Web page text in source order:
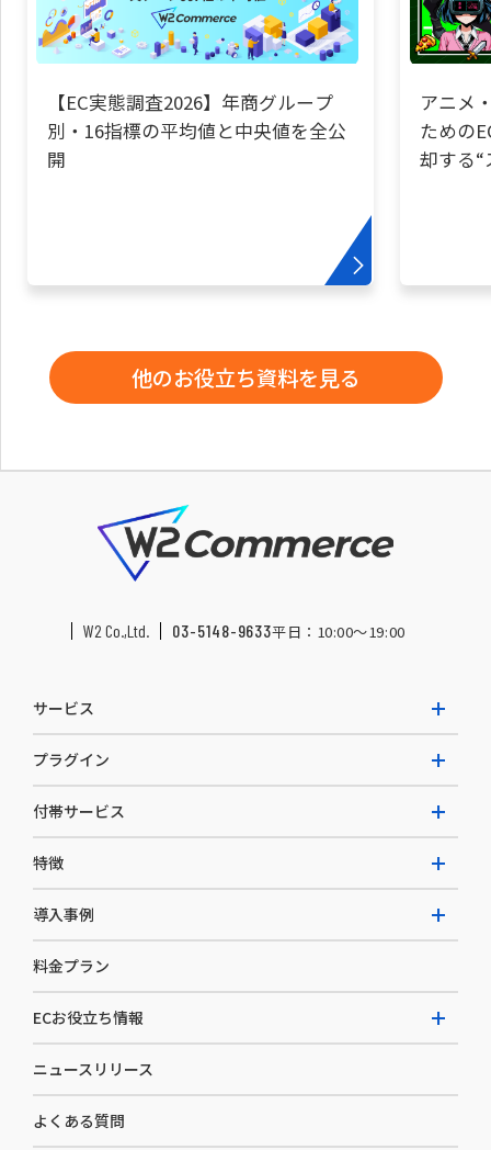
【EC実態調査2026】年商グループ
別・16指標の平均値と中央値を全公
開
アニメ
ための
却する
他のお役立ち資料を見る
W2 Co.,Ltd. 03-5148-9633平日：10:00〜19:00
サービス
W2 Commerce Repeat
W2 Commerce BtoB
W2 Commerce Asia
プラグイン
AI buddy
付帯サービス
EC運用構築支援・運用支援
カスタマーサクセス
セキュリティ
デザイン制作
コンサルティング
特徴
選ばれる理由
開発体制
導入事例
導入企業一覧
料金プラン
ECお役立ち情報
お役立ち資料
ニュースリリース
よくある質問